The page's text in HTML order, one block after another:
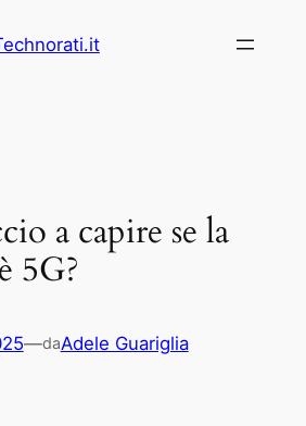
a capire se la
5G?
—daAdele Guariglia